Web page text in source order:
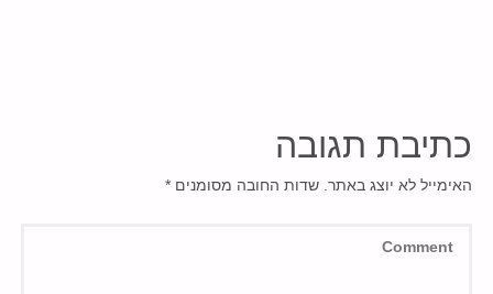
כתיבת תגובה
האימייל לא יוצג באתר. שדות החובה מסומנים *